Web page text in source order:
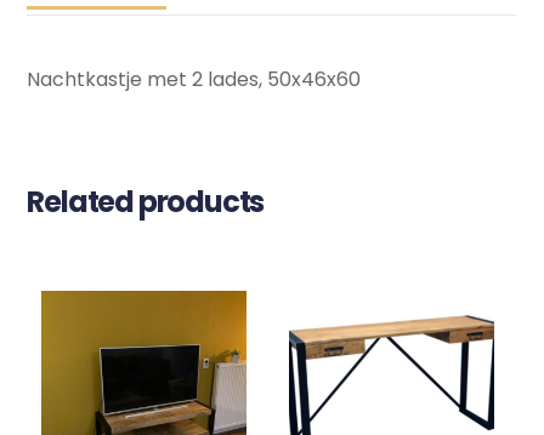
Nachtkastje met 2 lades, 50x46x60
Related products